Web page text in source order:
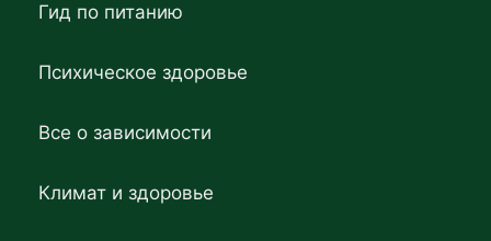
Гид по питанию
Психическое здоровье
Все о зависимости
Климат и здоровье